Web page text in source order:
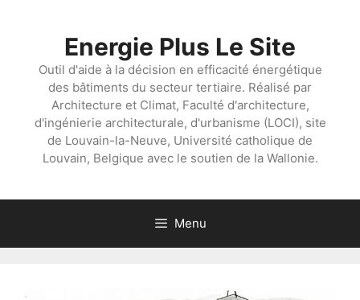
Energie Plus Le Site
Outil d'aide à la décision en efficacité énergétique
des bâtiments du secteur tertiaire. Réalisé par
Architecture et Climat, Faculté d'architecture,
d'ingénierie architecturale, d'urbanisme (LOCI), site
de Louvain-la-Neuve, Université catholique de
Louvain, Belgique avec le soutien de la Wallonie.
Menu